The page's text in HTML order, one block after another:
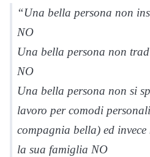
“Una bella persona non
NO
Una bella persona non
NO
Una bella persona non si
lavoro per comodi
compagnia bella) ed invece
la sua famiglia NO